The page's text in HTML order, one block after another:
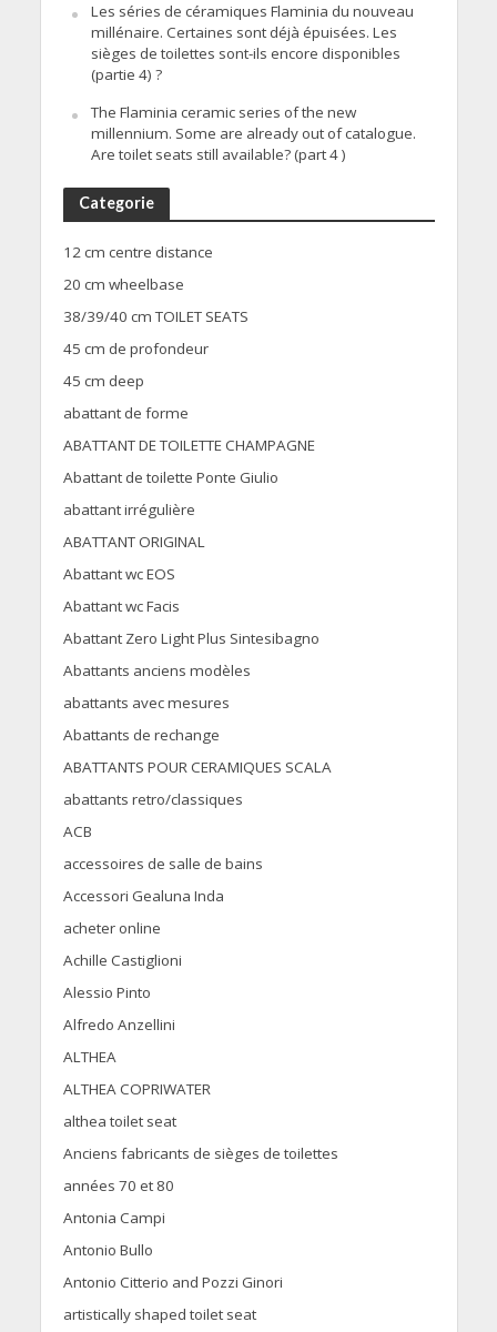
Les séries de céramiques Flaminia du nouveau
millénaire. Certaines sont déjà épuisées. Les
sièges de toilettes sont-ils encore disponibles
(partie 4) ?
The Flaminia ceramic series of the new
millennium. Some are already out of catalogue.
Are toilet seats still available? (part 4 )
Categorie
12 cm centre distance
20 cm wheelbase
38/39/40 cm TOILET SEATS
45 cm de profondeur
45 cm deep
abattant de forme
ABATTANT DE TOILETTE CHAMPAGNE
Abattant de toilette Ponte Giulio
abattant irrégulière
ABATTANT ORIGINAL
Abattant wc EOS
Abattant wc Facis
Abattant Zero Light Plus Sintesibagno
Abattants anciens modèles
abattants avec mesures
Abattants de rechange
ABATTANTS POUR CERAMIQUES SCALA
abattants retro/classiques
ACB
accessoires de salle de bains
Accessori Gealuna Inda
acheter online
Achille Castiglioni
Alessio Pinto
Alfredo Anzellini
ALTHEA
ALTHEA COPRIWATER
althea toilet seat
Anciens fabricants de sièges de toilettes
années 70 et 80
Antonia Campi
Antonio Bullo
Antonio Citterio and Pozzi Ginori
artistically shaped toilet seat